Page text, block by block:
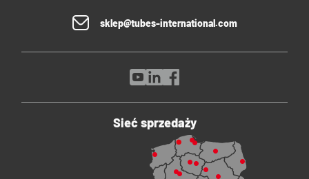
sklep@tubes-international.com
Sieć sprzedaży